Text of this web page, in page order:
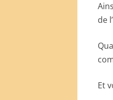
de
Et